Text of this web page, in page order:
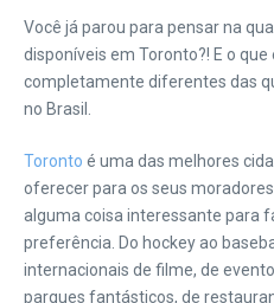
Você já parou para pensar na
disponíveis em Toronto?! E o
completamente diferentes das
no Brasil.
Toronto é uma das melhores
oferecer para os seus
alguma coisa interessante para
preferência. Do hockey ao
internacionais de filme, de
parques fantásticos, de